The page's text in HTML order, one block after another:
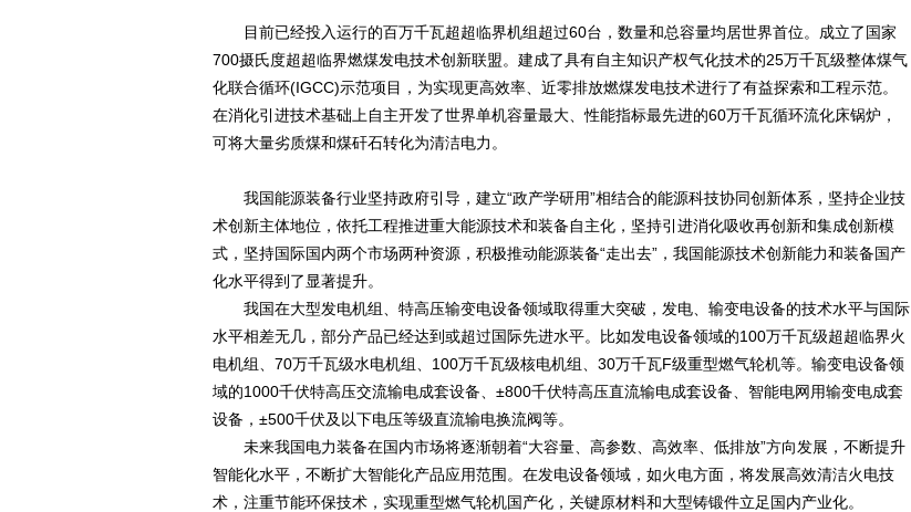
目前已经投入运行的百万千瓦超超临界机组超过60台，数量和总容量均居世界首位。成立了国家
700摄氏度超超临界燃煤发电技术创新联盟。建成了具有自主知识产权气化技术的25万千瓦级整体煤气
化联合循环(IGCC)示范项目，为实现更高效率、近零排放燃煤发电技术进行了有益探索和工程示范。
在消化引进技术基础上自主开发了世界单机容量最大、性能指标最先进的60万千瓦循环流化床锅炉，
可将大量劣质煤和煤矸石转化为清洁电力。
我国能源装备行业坚持政府引导，建立“政产学研用”相结合的能源科技协同创新体系，坚持企业技
术创新主体地位，依托工程推进重大能源技术和装备自主化，坚持引进消化吸收再创新和集成创新模
式，坚持国际国内两个市场两种资源，积极推动能源装备“走出去”，我国能源技术创新能力和装备国产
化水平得到了显著提升。
我国在大型发电机组、特高压输变电设备领域取得重大突破，发电、输变电设备的技术水平与国际
水平相差无几，部分产品已经达到或超过国际先进水平。比如发电设备领域的100万千瓦级超超临界火
电机组、70万千瓦级水电机组、100万千瓦级核电机组、30万千瓦F级重型燃气轮机等。输变电设备领
域的1000千伏特高压交流输电成套设备、±800千伏特高压直流输电成套设备、智能电网用输变电成套
设备，±500千伏及以下电压等级直流输电换流阀等。
未来我国电力装备在国内市场将逐渐朝着“大容量、高参数、高效率、低排放”方向发展，不断提升
智能化水平，不断扩大智能化产品应用范围。在发电设备领域，如火电方面，将发展高效清洁火电技
术，注重节能环保技术，实现重型燃气轮机国产化，关键原材料和大型铸锻件立足国内产业化。